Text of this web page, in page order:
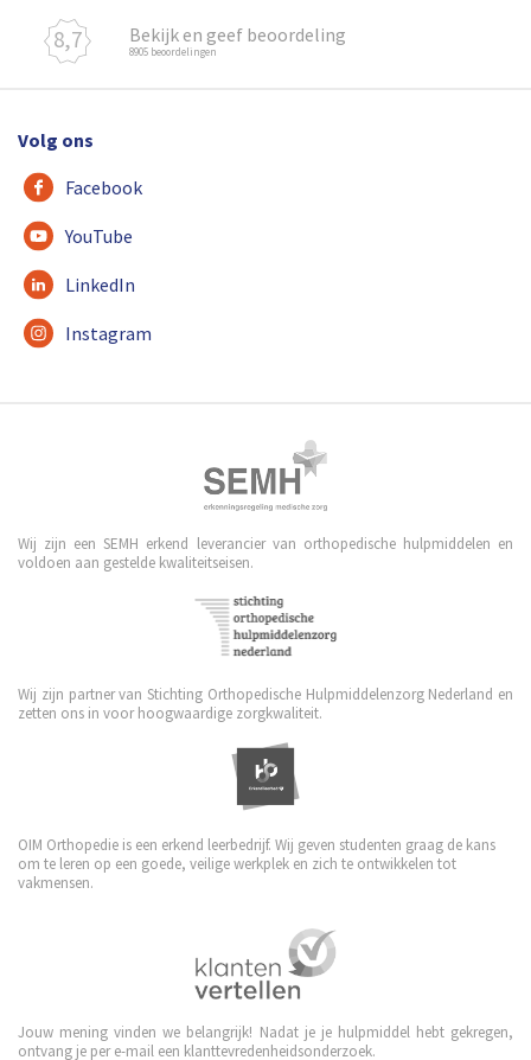
8,7 Bekijk en geef beoordeling
8905 beoordelingen
Volg ons
Facebook
YouTube
LinkedIn
Instagram
Wij zijn een SEMH erkend leverancier van orthopedische hulpmiddelen en
voldoen aan gestelde kwaliteitseisen.
Wij zijn partner van Stichting Orthopedische Hulpmiddelenzorg Nederland en
zetten ons in voor hoogwaardige zorgkwaliteit.
OIM Orthopedie is een erkend leerbedrijf. Wij geven studenten graag de kans
om te leren op een goede, veilige werkplek en zich te ontwikkelen tot
vakmensen.
Jouw mening vinden we belangrijk! Nadat je je hulpmiddel hebt gekregen,
ontvang je per e-mail een klanttevredenheidsonderzoek.